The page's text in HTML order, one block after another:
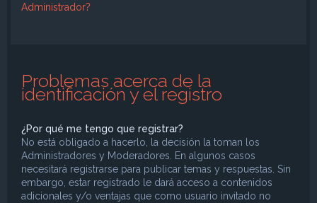
Administrador?
Problemas acerca de la
identificación y el registro
¿Por qué me tengo que registrar?
No está obligado a hacerlo, la decisión la toman los
Administradores y Moderadores. En algunos casos
necesitará registrarse para publicar temas y respuestas. Sin
embargo, estar registrado le dará acceso a contenidos
adicionales y/o ventajas que como usuario invitado no